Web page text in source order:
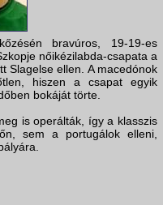
bravúros, 19-19-es
nőikézilabda-csapata a
Slagelse ellen. A macedónok
hiszen a csapat egyik
bokáját törte.
is operálták, így a klasszis
sem a portugálok elleni,